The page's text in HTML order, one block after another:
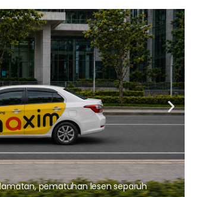
pematuhan lesen separuh